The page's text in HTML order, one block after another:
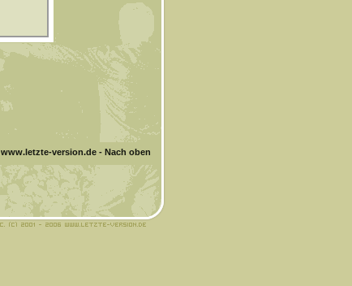
www.letzte-version.de- Nach oben